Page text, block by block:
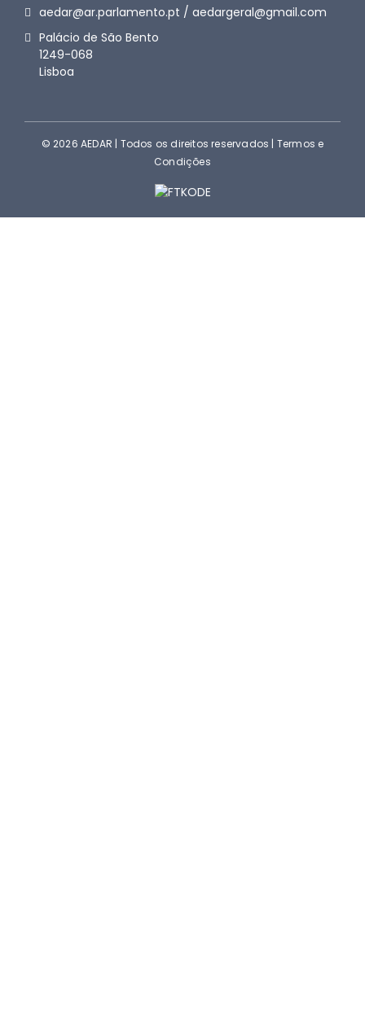
aedar@ar.parlamento.pt / aedargeral@gmail.com
Palácio de São Bento
1249-068
Lisboa
© 2026 AEDAR | Todos os direitos reservados | Termos e
Condições